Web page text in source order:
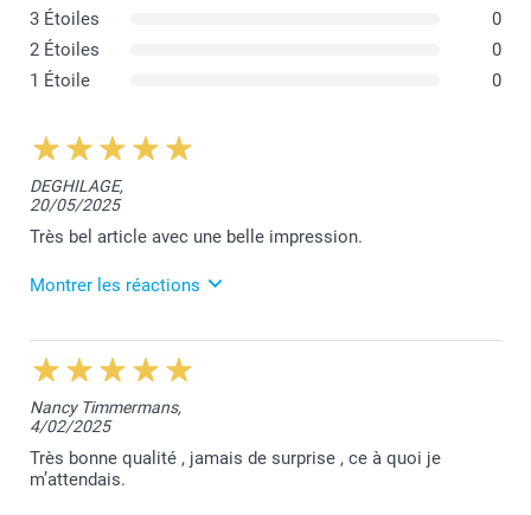
3 Étoiles
0
2 Étoiles
0
1 Étoile
0
DEGHILAGE,
20/05/2025
Très bel article avec une belle impression.
Montrer les réactions
21/05/2025
09:23
Merci pour votre belle évaluation, Philippe!
Bien à vous,
Lucie@smartphoto
Nancy Timmermans,
4/02/2025
Très bonne qualité , jamais de surprise , ce à quoi je
m’attendais.